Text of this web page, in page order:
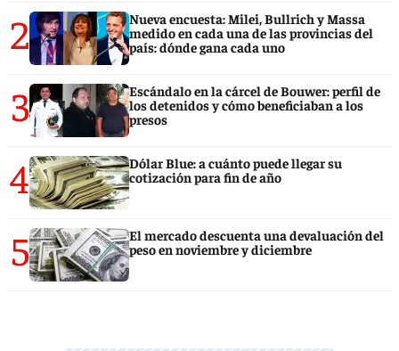
2
Nueva encuesta: Milei, Bullrich y Massa
medido en cada una de las provincias del
país: dónde gana cada uno
3
Escándalo en la cárcel de Bouwer: perfil de
los detenidos y cómo beneficiaban a los
presos
4
Dólar Blue: a cuánto puede llegar su
cotización para fin de año
5
El mercado descuenta una devaluación del
peso en noviembre y diciembre